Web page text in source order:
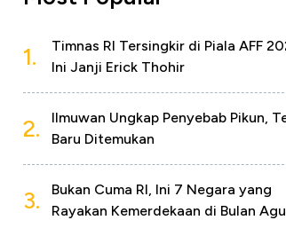
1.
Timnas RI Tersingkir di Piala AFF
Ini Janji Erick Thohir
2.
Ilmuwan Ungkap Penyebab Pikun,
Baru Ditemukan
3.
Bukan Cuma RI, Ini 7 Negara yang
Rayakan Kemerdekaan di Bulan